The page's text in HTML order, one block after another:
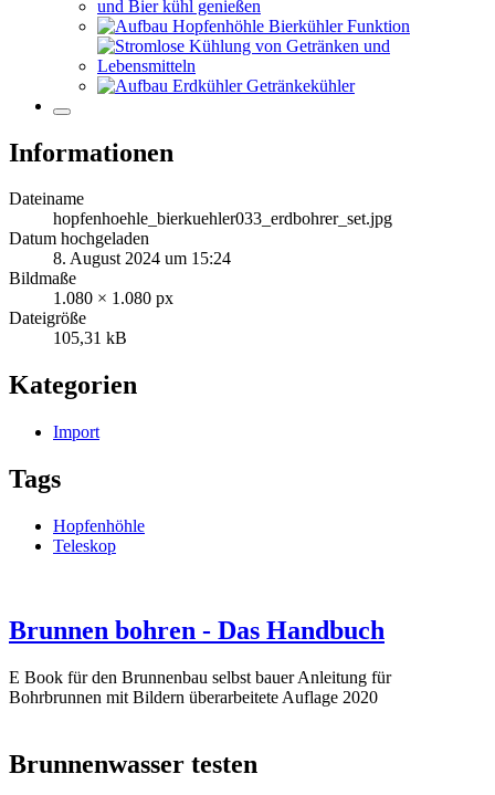
Informationen
Dateiname
hopfenhoehle_bierkuehler033_erdbohrer_set.jpg
Datum hochgeladen
8. August 2024 um 15:24
Bildmaße
1.080 × 1.080 px
Dateigröße
105,31 kB
Kategorien
Import
Tags
Hopfenhöhle
Teleskop
Brunnen bohren - Das Handbuch
E Book für den Brunnenbau selbst bauer Anleitung für
Bohrbrunnen mit Bildern überarbeitete Auflage 2020
Brunnenwasser testen